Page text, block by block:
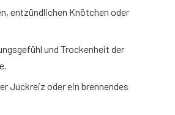
entzündlichen Knötchen oder
und Trockenheit der
Juckreiz oder ein brennendes